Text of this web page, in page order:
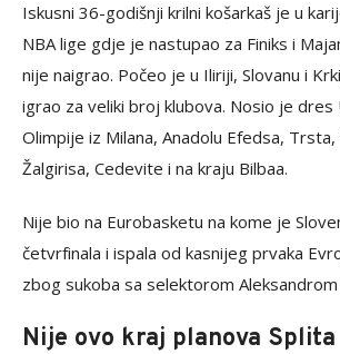
Iskusni 36-godišnji krilni košarkaš je u
NBA lige gdje je nastupao za Finiks i
nije naigrao. Počeo je u Iliriji, Slovanu i
igrao za veliki broj klubova. Nosio je dres
Olimpije iz Milana, Anadolu Efedsa, Trsta,
Žalgirisa, Cedevite i na kraju Bilbaa.
Nije bio na Eurobasketu na kome je
četvrfinala i ispala od kasnijeg prvaka
zbog sukoba sa selektorom Aleksandrom
Nije ovo kraj planova Splita